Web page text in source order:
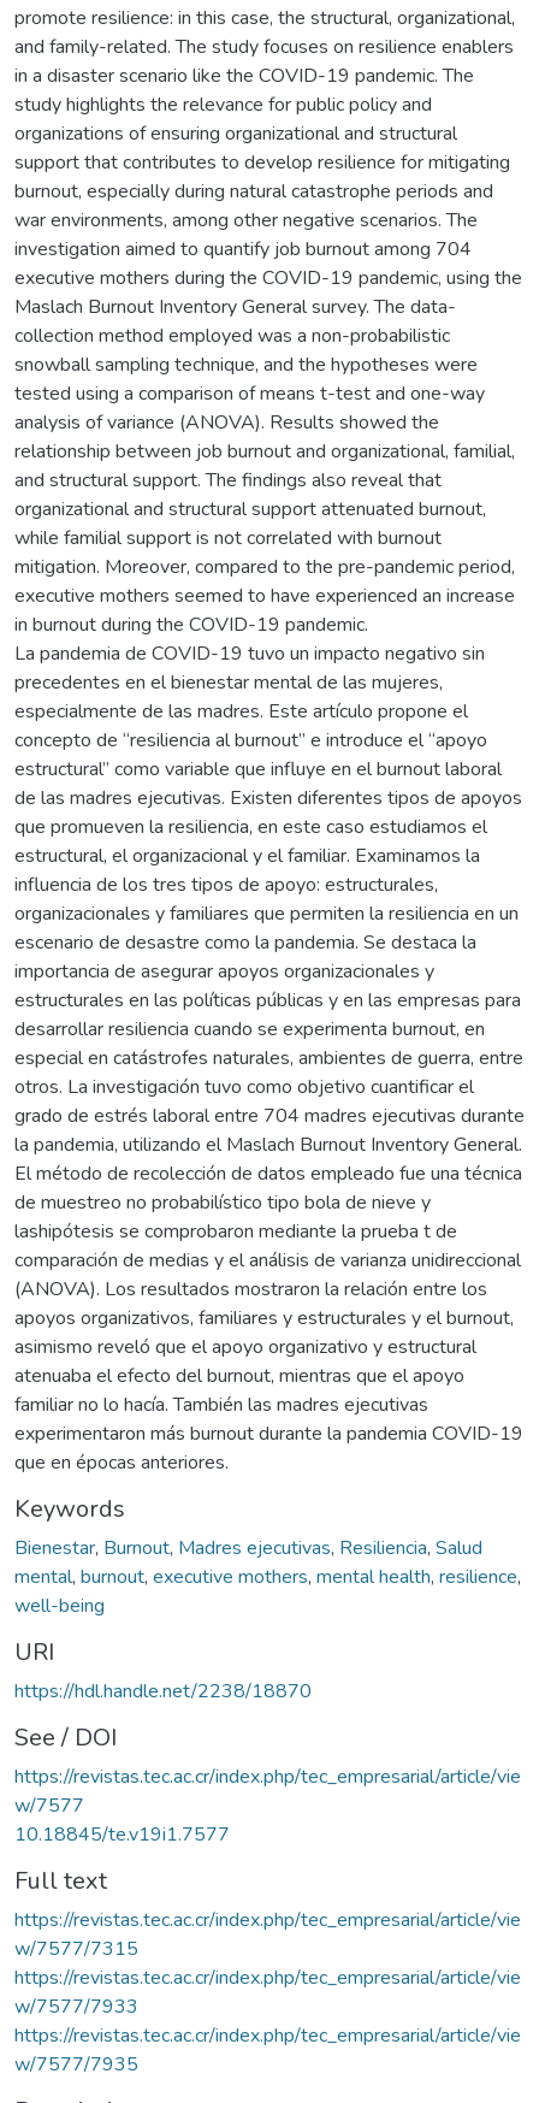
promote resilience: in this case, the structural, organizational,
and family-related. The study focuses on resilience enablers
in a disaster scenario like the COVID-19 pandemic. The
study highlights the relevance for public policy and
organizations of ensuring organizational and structural
support that contributes to develop resilience for mitigating
burnout, especially during natural catastrophe periods and
war environments, among other negative scenarios. The
investigation aimed to quantify job burnout among 704
executive mothers during the COVID-19 pandemic, using the
Maslach Burnout Inventory General survey. The data-
collection method employed was a non-probabilistic
snowball sampling technique, and the hypotheses were
tested using a comparison of means t-test and one-way
analysis of variance (ANOVA). Results showed the
relationship between job burnout and organizational, familial,
and structural support. The findings also reveal that
organizational and structural support attenuated burnout,
while familial support is not correlated with burnout
mitigation. Moreover, compared to the pre-pandemic period,
executive mothers seemed to have experienced an increase
in burnout during the COVID-19 pandemic.
La pandemia de COVID-19 tuvo un impacto negativo sin
precedentes en el bienestar mental de las mujeres,
especialmente de las madres. Este artículo propone el
concepto de “resiliencia al burnout” e introduce el “apoyo
estructural” como variable que influye en el burnout laboral
de las madres ejecutivas. Existen diferentes tipos de apoyos
que promueven la resiliencia, en este caso estudiamos el
estructural, el organizacional y el familiar. Examinamos la
influencia de los tres tipos de apoyo: estructurales,
organizacionales y familiares que permiten la resiliencia en un
escenario de desastre como la pandemia. Se destaca la
importancia de asegurar apoyos organizacionales y
estructurales en las políticas públicas y en las empresas para
desarrollar resiliencia cuando se experimenta burnout, en
especial en catástrofes naturales, ambientes de guerra, entre
otros. La investigación tuvo como objetivo cuantificar el
grado de estrés laboral entre 704 madres ejecutivas durante
la pandemia, utilizando el Maslach Burnout Inventory General.
El método de recolección de datos empleado fue una técnica
de muestreo no probabilístico tipo bola de nieve y
lashipótesis se comprobaron mediante la prueba t de
comparación de medias y el análisis de varianza unidireccional
(ANOVA). Los resultados mostraron la relación entre los
apoyos organizativos, familiares y estructurales y el burnout,
asimismo reveló que el apoyo organizativo y estructural
atenuaba el efecto del burnout, mientras que el apoyo
familiar no lo hacía. También las madres ejecutivas
experimentaron más burnout durante la pandemia COVID-19
que en épocas anteriores.
Keywords
Bienestar, Burnout, Madres ejecutivas, Resiliencia, Salud
mental, burnout, executive mothers, mental health, resilience,
well-being
URI
https://hdl.handle.net/2238/18870
See / DOI
https://revistas.tec.ac.cr/index.php/tec_empresarial/article/vie
w/7577
10.18845/te.v19i1.7577
Full text
https://revistas.tec.ac.cr/index.php/tec_empresarial/article/vie
w/7577/7315
https://revistas.tec.ac.cr/index.php/tec_empresarial/article/vie
w/7577/7933
https://revistas.tec.ac.cr/index.php/tec_empresarial/article/vie
w/7577/7935